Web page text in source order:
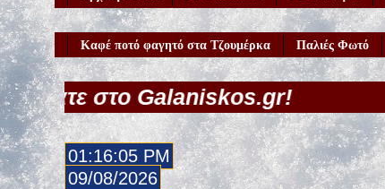
Καφέ ποτό φαγητό στα Τζουμέρκα Παλιές Φωτό
01:16:06 PM
09/08/2026